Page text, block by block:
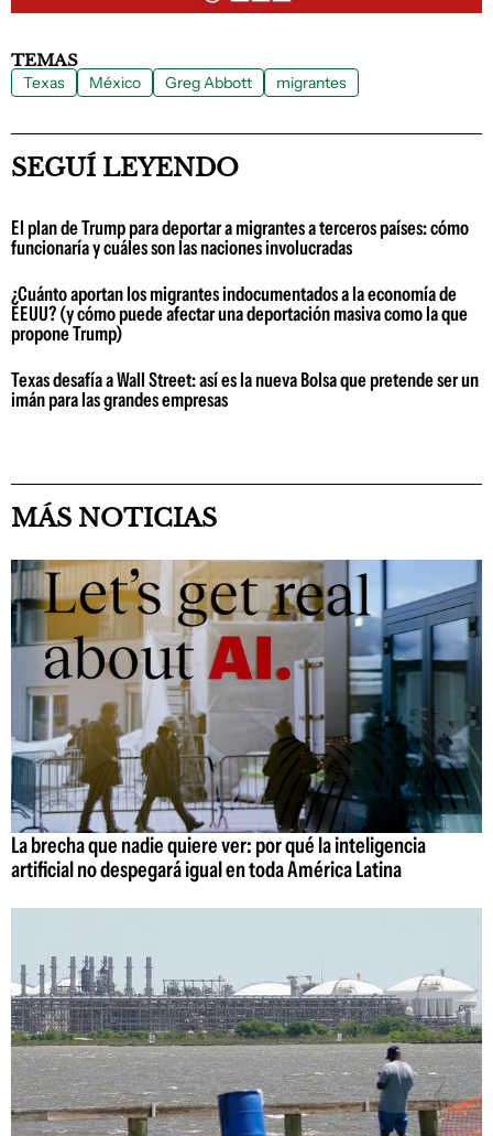
TEMAS
Texas México Greg Abbott migrantes
SEGUÍ LEYENDO
El plan de Trump para deportar a migrantes a terceros países: cómo
funcionaría y cuáles son las naciones involucradas
¿Cuánto aportan los migrantes indocumentados a la economía de
EEUU? (y cómo puede afectar una deportación masiva como la que
propone Trump)
Texas desafía a Wall Street: así es la nueva Bolsa que pretende ser un
imán para las grandes empresas
MÁS NOTICIAS
La brecha que nadie quiere ver: por qué la inteligencia
artificial no despegará igual en toda América Latina